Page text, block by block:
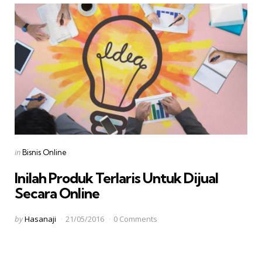
Categories
Posted
inBisnis Online
Inilah Produk Terlaris Untuk Dijual
Secara Online
Posted
byHasanaji 21/05/2016 0 Comments